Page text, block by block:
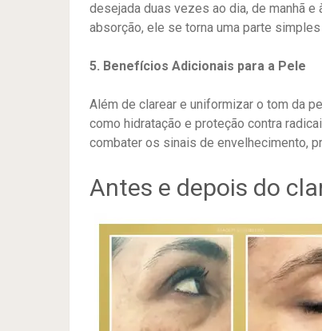
desejada duas vezes ao dia, de manhã
absorção, ele se torna uma parte
5. Benefícios Adicionais para a Pele
Além de clarear e uniformizar o tom da
como hidratação e proteção contra
combater os sinais de envelhecimento,
Antes e depois do